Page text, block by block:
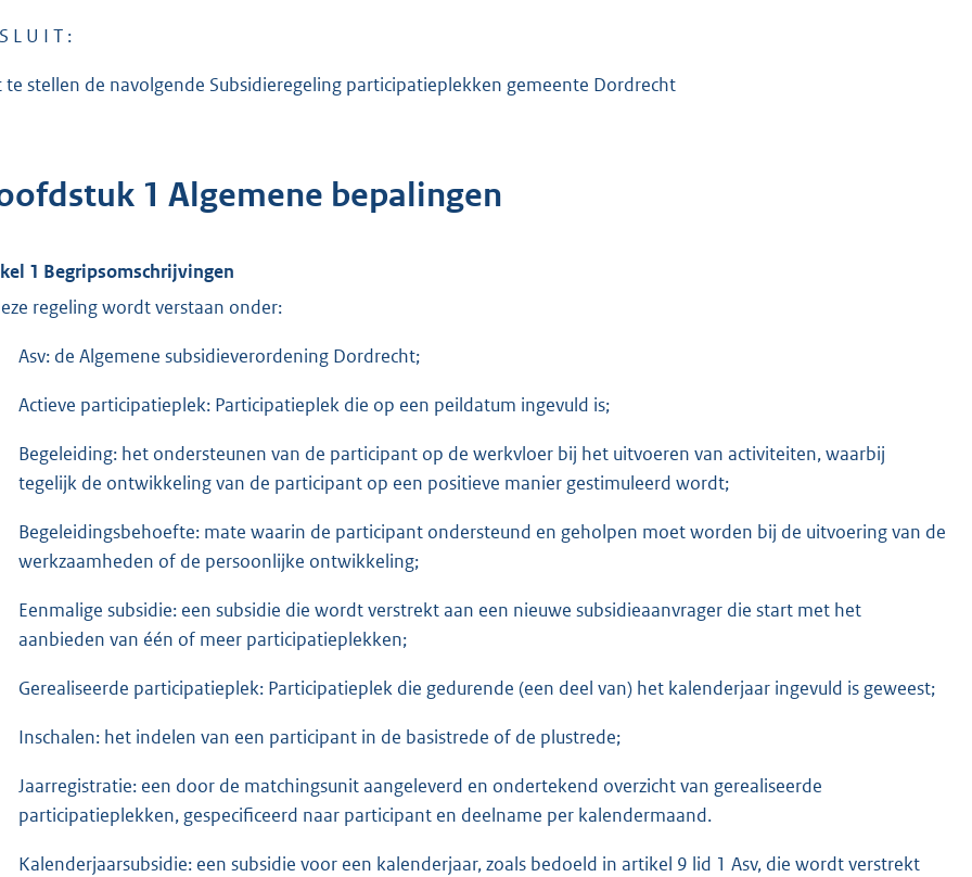
L U I T :
te stellen de navolgende Subsidieregeling participatieplekken gemeente Dordrecht
1 Algemene bepalingen
1 Begripsomschrijvingen
regeling wordt verstaan onder:
Asv: de Algemene subsidieverordening Dordrecht;
Actieve participatieplek: Participatieplek die op een peildatum ingevuld is;
Begeleiding: het ondersteunen van de participant op de werkvloer bij het uitvoeren van activiteiten, waarbij
tegelijk de ontwikkeling van de participant op een positieve manier gestimuleerd wordt;
Begeleidingsbehoefte: mate waarin de participant ondersteund en geholpen moet worden bij de uitvoering van de
werkzaamheden of de persoonlijke ontwikkeling;
Eenmalige subsidie: een subsidie die wordt verstrekt aan een nieuwe subsidieaanvrager die start met het
aanbieden van één of meer participatieplekken;
Gerealiseerde participatieplek: Participatieplek die gedurende (een deel van) het kalenderjaar ingevuld is geweest;
Inschalen: het indelen van een participant in de basistrede of de plustrede;
Jaarregistratie: een door de matchingsunit aangeleverd en ondertekend overzicht van gerealiseerde
participatieplekken, gespecificeerd naar participant en deelname per kalendermaand.
Kalenderjaarsubsidie: een subsidie voor een kalenderjaar, zoals bedoeld in artikel 9 lid 1 Asv, die wordt verstrekt